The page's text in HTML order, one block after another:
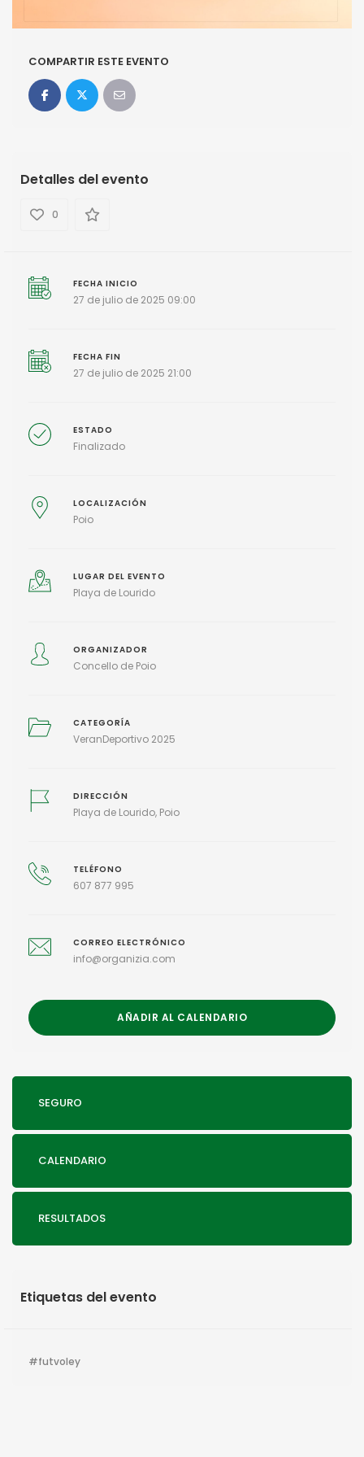
COMPARTIR ESTE EVENTO
Detalles del evento
0
FECHA INICIO
27 de julio de 2025 09:00
FECHA FIN
27 de julio de 2025 21:00
ESTADO
Finalizado
LOCALIZACIÓN
Poio
LUGAR DEL EVENTO
Playa de Lourido
ORGANIZADOR
Concello de Poio
CATEGORÍA
VeranDeportivo 2025
DIRECCIÓN
Playa de Lourido, Poio
TELÉFONO
607 877 995
CORREO ELECTRÓNICO
info@organizia.com
AÑADIR AL CALENDARIO
SEGURO
CALENDARIO
RESULTADOS
Etiquetas del evento
futvoley